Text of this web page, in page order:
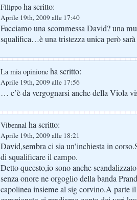
Filippo ha scritto:
Aprile 19th, 2009 alle 17:40
Facciamo una scommessa David? una
squalifica…è una tristezza unica però sarà
La mia opinione ha scritto:
Aprile 19th, 2009 alle 17:56
… c’è da vergognarsi anche della Viola
Vibennal ha scritto:
Aprile 19th, 2009 alle 18:21
David,sembra ci sia un’inchiesta in
di squalificare il campo.
Detto queesto,io sono anche
senza onore ne orgoglio della banda
capolinea insieme al sig corvino.A parte